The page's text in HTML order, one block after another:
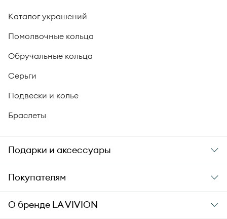
Каталог украшений
Помолвочные кольца
Обручальные кольца
Серьги
Подвески и колье
Браслеты
Подарки и аксессуары
Подарки
Уход за украшениями
Покупателям
Заказ и оплата
О бренде LA VIVION